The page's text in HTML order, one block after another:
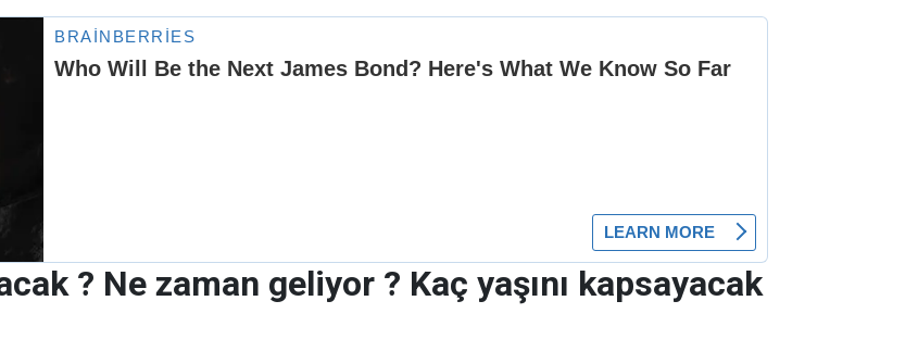
? Ne zaman geliyor ? Kaç yaşını kapsayacak